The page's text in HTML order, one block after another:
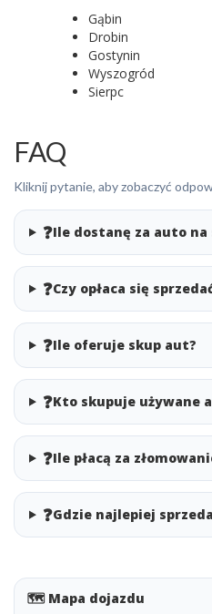
Gąbin
Drobin
Gostynin
Wyszogród
Sierpc
FAQ
Kliknij pytanie, aby zobaczyć
❓Ile dostanę za auto na
❓Czy opłaca się
❓Ile oferuje skup aut?
❓Kto skupuje używane
❓Ile płacą za
❓Gdzie najlepiej
🗺️ Mapa dojazdu